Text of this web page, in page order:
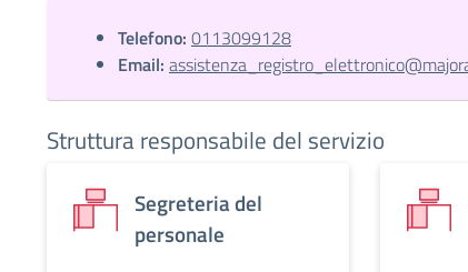
Telefono: 0113099128
Email:
Struttura responsabile del servizio
Segreteria del
personale